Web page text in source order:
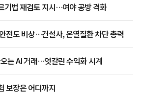
기법 재검토 지시…여야 공방 격화
전도 비상…건설사, 온열질환 차단 총력
는 AI 거래…엇갈린 수익화 시계
보장은 어디까지